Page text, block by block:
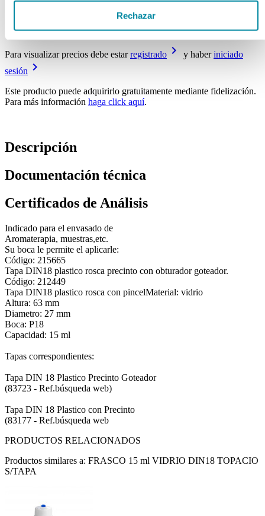
Rechazar
Price From:
Para visualizar precios debe estarregistrado keyboard_arrow_right y haberiniciado
sesión keyboard_arrow_right
Este producto puede adquirirlo gratuitamente mediante fidelización.
Para más información haga click aquí.
Descripción
Documentación técnica
Certificados de Análisis
Indicado para el envasado de
Aromaterapia, muestras,etc.
Su boca le permite el aplicarle:
Código: 215665
Tapa DIN18 plastico rosca precinto con obturador goteador.
Código: 212449
Tapa DIN18 plastico rosca con pincelMaterial: vidrio
Altura: 63 mm
Diametro: 27 mm
Boca: P18
Capacidad: 15 ml
Tapas correspondientes:
Tapa DIN 18 Plastico Precinto Goteador
(83723 - Ref.búsqueda web)
Tapa DIN 18 Plastico con Precinto
(83177 - Ref.búsqueda web
PRODUCTOS RELACIONADOS
Productos similares a: FRASCO 15 ml VIDRIO DIN18 TOPACIO
S/TAPA